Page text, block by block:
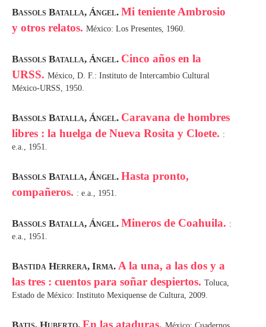
Bassols Batalla, Ángel. Mi teniente Ambrosio
y otros relatos. México: Los Presentes, 1960.
Bassols Batalla, Ángel. Cinco años en la
URSS. México, D. F.: Instituto de Intercambio Cultural
México-URSS, 1950.
Bassols Batalla, Ángel. Caravana de hombres
libres : la huelga de Nueva Rosita y Cloete. :
e.a., 1951.
Bassols Batalla, Ángel. Hasta pronto,
compañeros. : e.a., 1951.
Bassols Batalla, Ángel. Mineros de Coahuila. :
e.a., 1951.
Bastida Herrera, Irma. A la una, a las dos y a
las tres : cuentos para soñar despiertos. Toluca,
Estado de México: Instituto Mexiquense de Cultura, 2009.
En las ataduras.